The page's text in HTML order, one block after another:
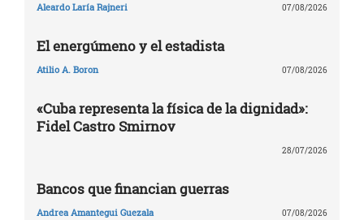
Aleardo Laría Rajneri 07/08/2026
El energúmeno y el estadista
Atilio A. Boron 07/08/2026
«Cuba representa la física de la dignidad»:
Fidel Castro Smirnov
28/07/2026
Bancos que financian guerras
Andrea Amantegui Guezala 07/08/2026